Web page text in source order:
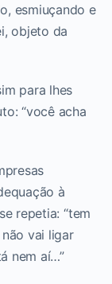
esmiuçando e
objeto da
para lhes
“você acha
à
repetia: “tem
vai ligar
nem aí…”